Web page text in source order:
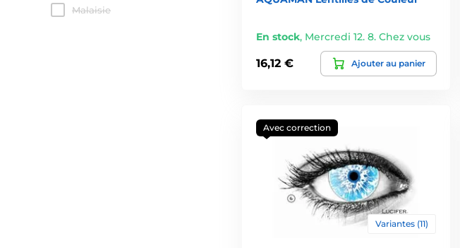
Malaisie
En stock, Mercredi 12. 8. Chez vous
16,12 € Ajouter au panier
Avec correction
Variantes (11)